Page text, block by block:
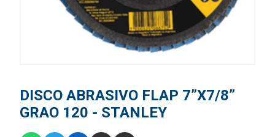
DISCO ABRASIVO FLAP 7”X7/8”
GRAO 120 - STANLEY